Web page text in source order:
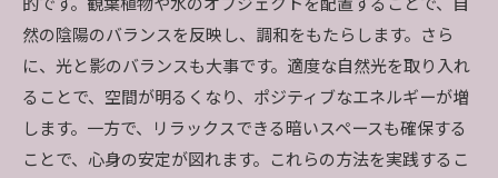
的です。観葉植物や水のオブジェクトを配置することで、自
然の陰陽のバランスを反映し、調和をもたらします。さら
に、光と影のバランスも大事です。適度な自然光を取り入れ
ることで、空間が明るくなり、ポジティブなエネルギーが増
します。一方で、リラックスできる暗いスペースも確保する
ことで、心身の安定が図れます。これらの方法を実践するこ